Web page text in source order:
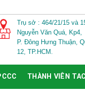
Trụ sở : 464/21/15 và
Nguyễn Văn Quá, Kp4,
P. Đông Hưng Thuận,
12, TP.HCM.
THÀNH VIÊN